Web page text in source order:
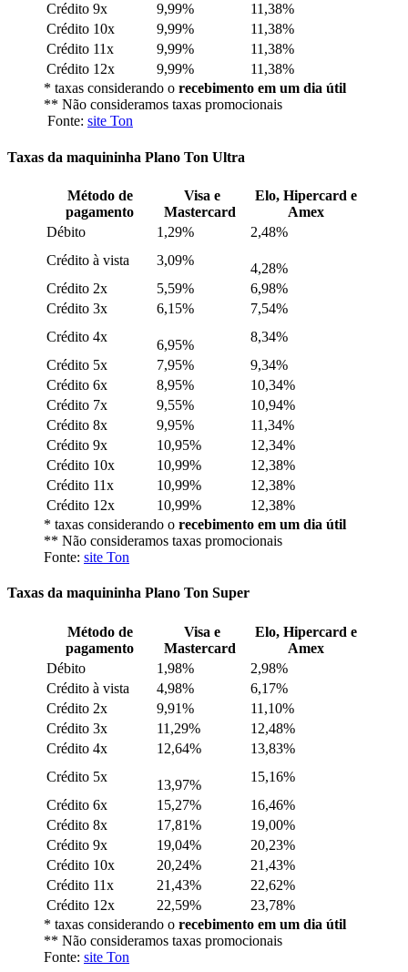
Crédito 9x
9,99%
11,38%
Crédito 10x
9,99%
11,38%
Crédito 11x
9,99%
11,38%
Crédito 12x
9,99%
11,38%
* taxas considerando o recebimento em um dia útil
** Não consideramos taxas promocionais
Fonte: site Ton
Taxas da maquininha Plano Ton Ultra
Método de
pagamento
Visa e
Mastercard
Elo, Hipercard e
Amex
Débito
1,29%
2,48%
Crédito à vista
3,09%
4,28%
Crédito 2x
5,59%
6,98%
Crédito 3x
6,15%
7,54%
Crédito 4x
6,95%
8,34%
Crédito 5x
7,95%
9,34%
Crédito 6x
8,95%
10,34%
Crédito 7x
9,55%
10,94%
Crédito 8x
9,95%
11,34%
Crédito 9x
10,95%
12,34%
Crédito 10x
10,99%
12,38%
Crédito 11x
10,99%
12,38%
Crédito 12x
10,99%
12,38%
* taxas considerando o recebimento em um dia útil
** Não consideramos taxas promocionais
Fonte: site Ton
Taxas da maquininha Plano Ton Super
Método de
pagamento
Visa e
Mastercard
Elo, Hipercard e
Amex
Débito
1,98%
2,98%
Crédito à vista
4,98%
6,17%
Crédito 2x
9,91%
11,10%
Crédito 3x
11,29%
12,48%
Crédito 4x
12,64%
13,83%
Crédito 5x
13,97%
15,16%
Crédito 6x
15,27%
16,46%
Crédito 8x
17,81%
19,00%
Crédito 9x
19,04%
20,23%
Crédito 10x
20,24%
21,43%
Crédito 11x
21,43%
22,62%
Crédito 12x
22,59%
23,78%
* taxas considerando o recebimento em um dia útil
** Não consideramos taxas promocionais
Fonte: site Ton